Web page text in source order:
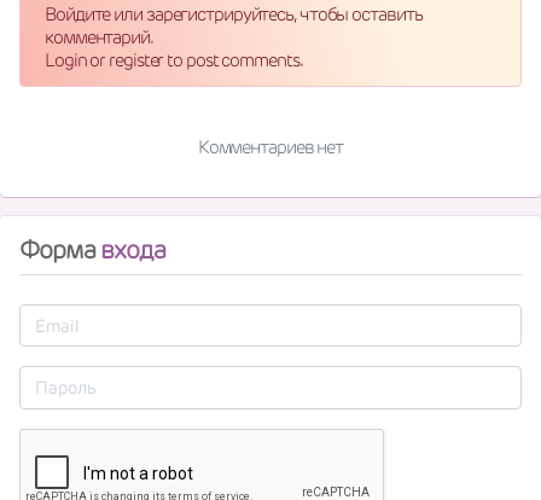
Войдите или зарегистрируйтесь, чтобы оставить
комментарий.
Login or register to post comments.
Комментариев нет
Формавхода